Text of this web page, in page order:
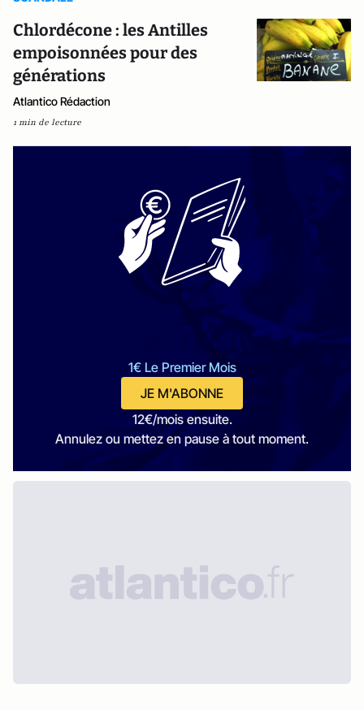
Chlordécone : les Antilles
empoisonnées pour des
générations
Atlantico Rédaction
1 min de lecture
1€ Le Premier Mois
JE M'ABONNE
12€/mois ensuite.
Annulez ou mettez en pause à tout moment.